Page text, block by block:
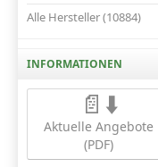
Alle Hersteller (10884)
INFORMATIONEN
📄⬇️
Aktuelle Angebote
(PDF)